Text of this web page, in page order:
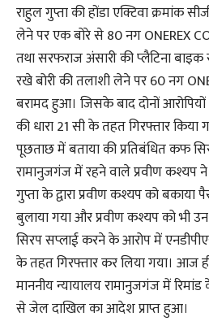
राहुल गुप्ता की होंडा एक्टिवा क्रमांक
लेने पर एक बोरे से 80 नग ONEREX
तथा सरफराज अंसारी की प्लैटिना
रखे बोरी की तलाशी लेने पर 60 नग
बरामद हुआ। जिसके बाद दोनों
की धारा 21 सी के तहत गिरफ्तार किया
पूछताछ में बताया की प्रतिबंधित कफ
रामानुजगंज में रहने वाले प्रवीण कश्यप ने
गुप्ता के द्वारा प्रवीण कश्यप को
बुलाया गया और प्रवीण कश्यप को भी
सिरप सप्लाई करने के आरोप में
के तहत गिरफ्तार कर लिया गया। आज
माननीय न्यायालय रामानुजगंज में
से जेल दाखिल का आदेश प्राप्त हुआ।